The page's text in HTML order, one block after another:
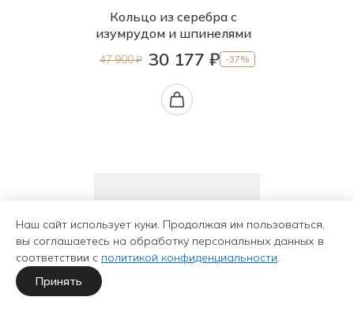
Кольцо из серебра с
изумрудом и шпинелями
47 900 ₽ 30 177 ₽ -37%
Наш сайт использует куки. Продолжая им пользоваться,
вы соглашаетесь на обработку персональных данных в
соответствии с политикой конфиденциальности.
Принять